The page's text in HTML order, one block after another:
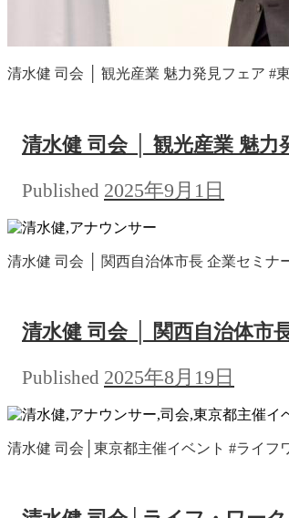
清水健 司会 │ 観光産業 魅力発見フェア #
清水健 司会 │ 観光産業 魅力
Published 2025年9月1日
清水健 司会 │ 関西自治体市長 企業セミナ
清水健 司会 │ 関西自治体市
Published 2025年8月19日
清水健 司会│東京都主催イベント #ライフ